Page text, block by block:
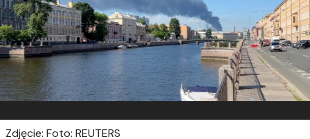
Zdjęcie: Foto: REUTERS